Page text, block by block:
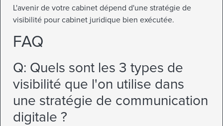
L'avenir de votre cabinet dépend d'une stratégie de
visibilité pour cabinet juridique bien exécutée.
FAQ
Q: Quels sont les 3 types de
visibilité que l'on utilise dans
une stratégie de communication
digitale ?